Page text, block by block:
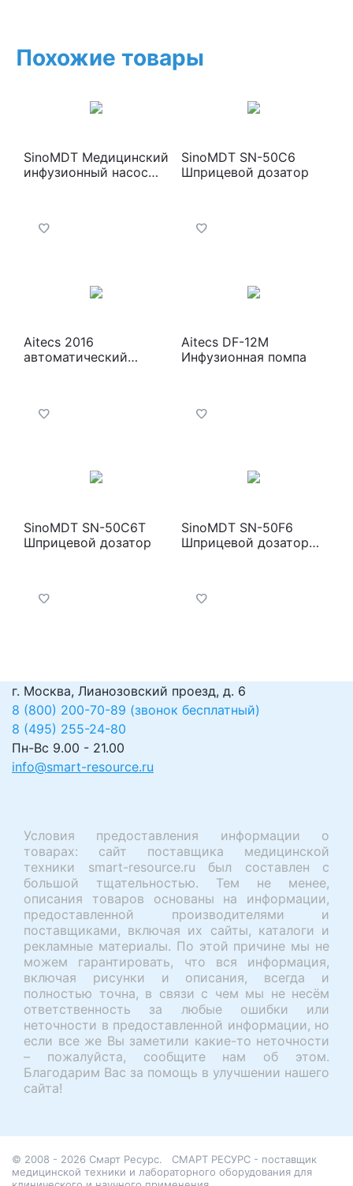
Похожие товары
SinoMDT Медицинский
инфузионный насос
SinoMDT SN-50С6
Шприцевой дозатор
Aitecs 2016
автоматический
Aitecs DF-12M
Инфузионная помпа
SinoMDT SN-50С6T
Шприцевой дозатор
SinoMDT SN-50F6
Шприцевой дозатор
г. Москва, Лианозовский проезд, д. 6
8 (800) 200-70-89 (звонок бесплатный)
8 (495) 255-24-80
Пн-Вс 9.00 - 21.00
info@smart-resource.ru
Условия предоставления информации о
товарах: сайт поставщика медицинской
техники smart-resource.ru был составлен с
большой тщательностью. Тем не менее,
описания товаров основаны на информации,
предоставленной производителями и
поставщиками, включая их сайты, каталоги и
рекламные материалы. По этой причине мы не
можем гарантировать, что вся информация,
включая рисунки и описания, всегда и
полностью точна, в связи с чем мы не несём
ответственность за любые ошибки или
неточности в предоставленной информации, но
если все же Вы заметили какие-то неточности
– пожалуйста, сообщите нам об этом.
Благодарим Вас за помощь в улучшении нашего
сайта!
© 2008 - 2026 Смарт Ресурс. СМАРТ РЕСУРС - поставщик
медицинской техники и лабораторного оборудования для